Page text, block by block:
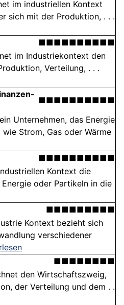
im industriellen Kontext
sich mit der Produktion, . . .
■■■■■■■■■■
im Industriekontext den
Verteilung, . . .
■■■■■■■■■■
Unternehmen, das Energie
Strom, Gas oder Wärme
■■■■■■■■■■
Kontext die
oder Partikeln in die
■■■■■■■■■
Kontext bezieht sich
verschiedener
■■■■■■■■
den Wirtschaftszweig,
der Verteilung und dem . .